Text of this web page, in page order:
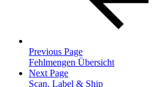
Previous Page
Fehlmengen Übersicht
Next Page
Scan, Label & Ship